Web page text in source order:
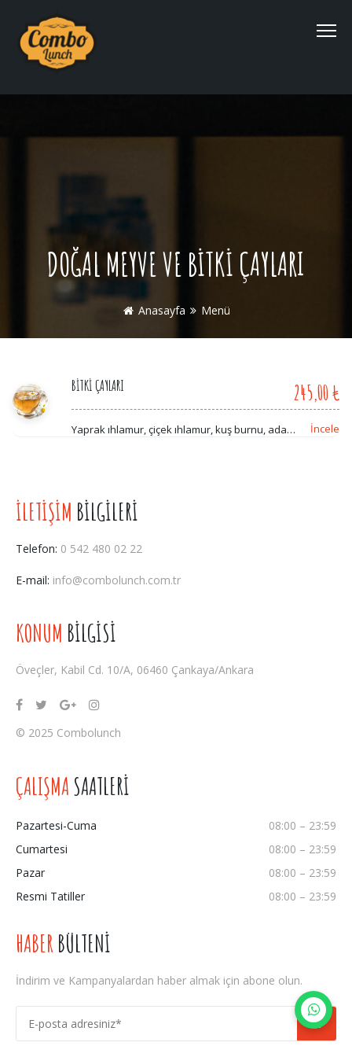
DOĞAL MEYVE VE BİTKİ ÇAYLARI
Anasayfa Menü
BİTKİ ÇAYLARI 245,00 ₺
Yaprak ıhlamur, çiçek ıhlamur, kuş burnu, ada
İncele
İLETİŞİM BİLGİLERİ
Telefon: 0 542 480 02 22
E-mail: info@combolunch.com.tr
KONUM BİLGİSİ
Öveçler, Kabil Cd. 10/A, 06460 Çankaya/Ankara
© 2025 Combolunch
ÇALIŞMA SAATLERİ
Pazartesi-Cuma
08:00 – 23:59
Cumartesi
08:00 – 23:59
Pazar
08:00 – 23:59
Resmi Tatiller
08:00 – 23:59
HABER BÜLTENİ
İndirim ve Kampanyalardan haber almak için abone olun.